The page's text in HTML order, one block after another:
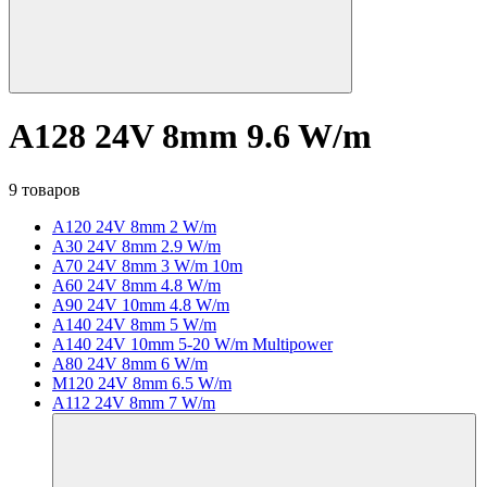
A128 24V 8mm 9.6 W/m
9 товаров
A120 24V 8mm 2 W/m
A30 24V 8mm 2.9 W/m
A70 24V 8mm 3 W/m 10m
A60 24V 8mm 4.8 W/m
A90 24V 10mm 4.8 W/m
A140 24V 8mm 5 W/m
A140 24V 10mm 5-20 W/m Multipower
A80 24V 8mm 6 W/m
M120 24V 8mm 6.5 W/m
A112 24V 8mm 7 W/m